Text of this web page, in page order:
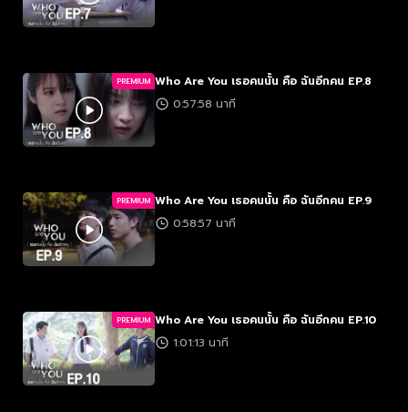
PREMIUM Who Are You เธอคนนั้น คือ ฉันอีกคน EP.8
0:57:58 นาที
PREMIUM Who Are You เธอคนนั้น คือ ฉันอีกคน EP.9
0:58:57 นาที
PREMIUM Who Are You เธอคนนั้น คือ ฉันอีกคน EP.10
1:01:13 นาที